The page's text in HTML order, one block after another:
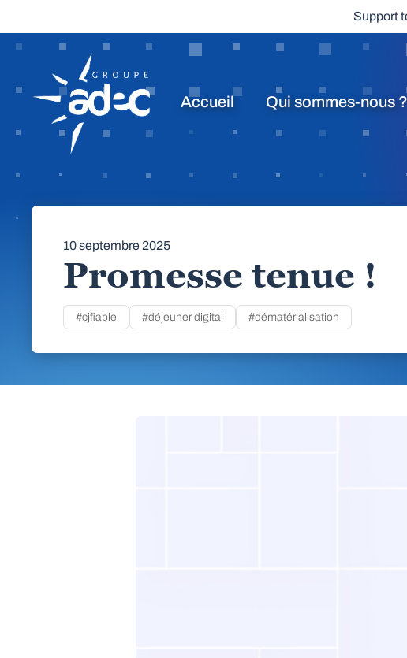
Support
Accueil Qui sommes-nous ?
10 septembre 2025
Promesse tenue !
#cjfiable #déjeuner digital #dématérialisation